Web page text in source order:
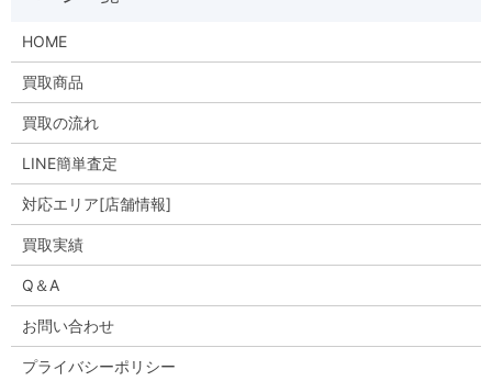
HOME
買取商品
買取の流れ
LINE簡単査定
対応エリア[店舗情報]
買取実績
Q＆A
お問い合わせ
プライバシーポリシー